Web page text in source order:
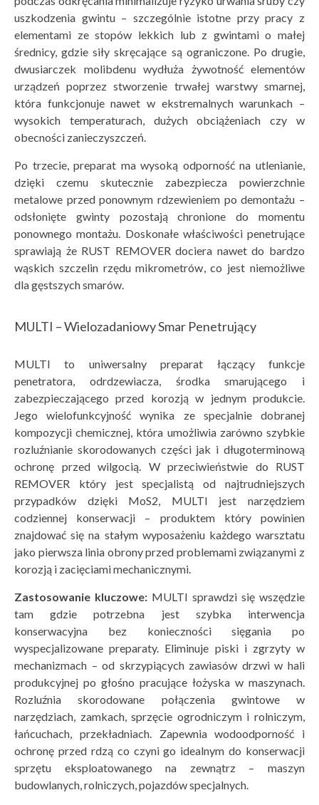
uszkodzenia gwintu – szczególnie istotne przy pracy z
elementami ze stopów lekkich lub z gwintami o małej
średnicy, gdzie siły skręcające są ograniczone. Po drugie,
dwusiarczek molibdenu wydłuża żywotność elementów
urządzeń poprzez stworzenie trwałej warstwy smarnej,
która funkcjonuje nawet w ekstremalnych warunkach –
wysokich temperaturach, dużych obciążeniach czy w
obecności zanieczyszczeń.
Po trzecie, preparat ma wysoką odporność na utlenianie,
dzięki czemu skutecznie zabezpiecza powierzchnie
metalowe przed ponownym rdzewieniem po demontażu –
odsłonięte gwinty pozostają chronione do momentu
ponownego montażu. Doskonałe właściwości penetrujące
sprawiają że RUST REMOVER dociera nawet do bardzo
wąskich szczelin rzędu mikrometrów, co jest niemożliwe
dla gęstszych smarów.
MULTI – Wielozadaniowy Smar Penetrujący
MULTI to uniwersalny preparat łączący funkcje
penetratora, odrdzewiacza, środka smarującego i
zabezpieczającego przed korozją w jednym produkcie.
Jego wielofunkcyjność wynika ze specjalnie dobranej
kompozycji chemicznej, która umożliwia zarówno szybkie
rozluźnianie skorodowanych części jak i długoterminową
ochronę przed wilgocią. W przeciwieństwie do RUST
REMOVER który jest specjalistą od najtrudniejszych
przypadków dzięki MoS2, MULTI jest narzędziem
codziennej konserwacji – produktem który powinien
znajdować się na stałym wyposażeniu każdego warsztatu
jako pierwsza linia obrony przed problemami związanymi z
korozją i zacięciami mechanicznymi.
Zastosowanie kluczowe: MULTI sprawdzi się wszędzie
tam gdzie potrzebna jest szybka interwencja
konserwacyjna bez konieczności sięgania po
wyspecjalizowane preparaty. Eliminuje piski i zgrzyty w
mechanizmach – od skrzypiących zawiasów drzwi w hali
produkcyjnej po głośno pracujące łożyska w maszynach.
Rozluźnia skorodowane połączenia gwintowe w
narzędziach, zamkach, sprzęcie ogrodniczym i rolniczym,
łańcuchach, przekładniach. Zapewnia wodoodporność i
ochronę przed rdzą co czyni go idealnym do konserwacji
sprzętu eksploatowanego na zewnątrz – maszyn
budowlanych, rolniczych, pojazdów specjalnych.